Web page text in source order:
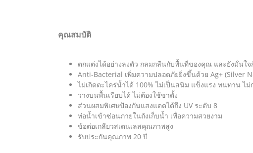
คุณสมบัติ
ตกแต่งได้อย่างลงตัว กลมกลืนกับพื้นที่ของคุณ และยังมั่นใ
Anti-Bacterial เพิ่มความปลอดภัยยิ่งขึ้นด้วย Ag+ (Silver
ไม่เกิดตะไคร่น้ำได้ 100% ไม่เป็นสนิม แข็งแรง ทนทาน ไม่
วางบนพื้นเรียบได้ ไม่ต้องใช้ขาตั้ง
ส่วนผสมพิเศษป้องกันแสงแดดได้ถึง UV ระดับ 8
ท่อน้ำเข้าซ่อนภายในถังเก็บน้ำ เพื่อความสวยงาม
ข้อต่อเกลียวสเตนเลสคุณภาพสูง
รับประกันคุณภาพ 20 ปี